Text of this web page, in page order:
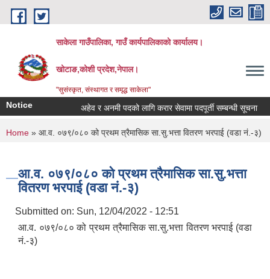
Skip to main content
साकेला गाउँपालिका, गाउँ कार्यपालिकाको कार्यालय।
खोटाङ,कोशी प्रदेश,नेपाल।
"सुसंस्कृत, संस्थागत र समृद्ध साकेला"
Notice अहेव र अनमी पदको लागि करार सेवामा पदपूर्ती सम्बन्धी सूचना
You are here
Home » आ.व. ०७९/०८० को प्रथम त्रैमासिक सा.सु.भत्ता वितरण भरपाई (वडा नं.-३)
आ.व. ०७९/०८० को प्रथम त्रैमासिक सा.सु.भत्ता
वितरण भरपाई (वडा नं.-३)
Submitted on: Sun, 12/04/2022 - 12:51
आ.व. ०७९/०८० को प्रथम त्रैमासिक सा.सु.भत्ता वितरण भरपाई (वडा
नं.-३)